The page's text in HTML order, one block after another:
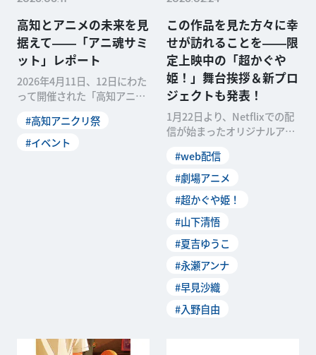
高知とアニメの未来を見
据えて――「アニ魂サミ
ット」レポート
2026年4月11日、12日にわた
って開催された「高知アニク
した「高知アニメクリエイタ
ー聖地プロジェクト」の一環
#高知アニクリ祭
#イベント
この作品を見た方々に幸
せが訪れることを――限
定上映中の「超かぐや
姫！」舞台挨拶＆新プロ
ジェクトも発表！
1月22日より、Netflixでの配
信が始まったオリジナルアニ
姫！」。開始とともに話題を
呼び、翌日となる1月23日に
ランキング「今日の映画TOP
10」にて第1位を獲...
#web配信
#劇場アニメ
#超かぐや姫！
#山下清悟
#夏吉ゆうこ
#永瀬アンナ
#早見沙織
#入野自由